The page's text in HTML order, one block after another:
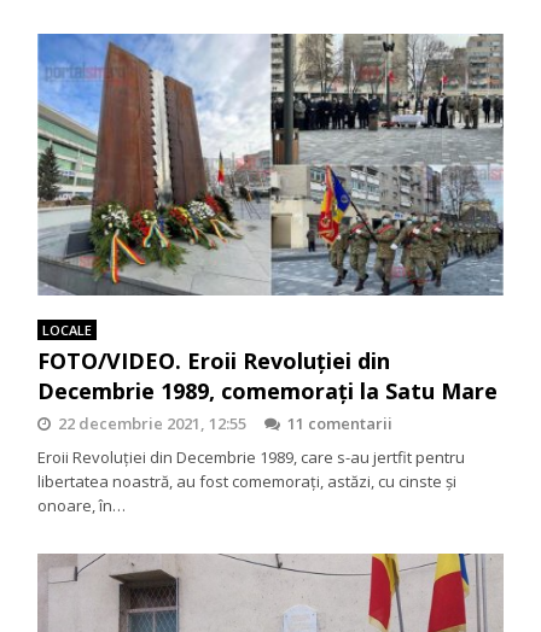
LOCALE
FOTO/VIDEO. Eroii Revoluției din
Decembrie 1989, comemorați la Satu Mare
22 decembrie 2021, 12:55
11 comentarii
Eroii Revoluției din Decembrie 1989, care s-au jertfit pentru
libertatea noastră, au fost comemorați, astăzi, cu cinste și
onoare, în…